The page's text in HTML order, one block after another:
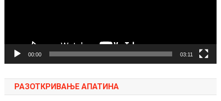
00:00 03:11
РАЗОТКРИВАЊЕ АПАТИНА